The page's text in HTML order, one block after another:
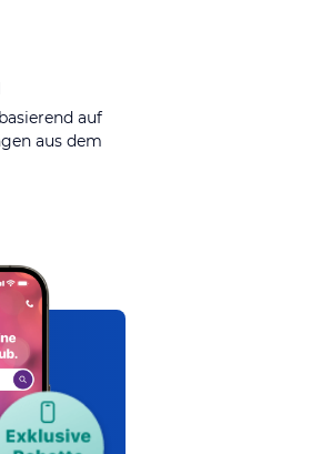
auf
aus dem